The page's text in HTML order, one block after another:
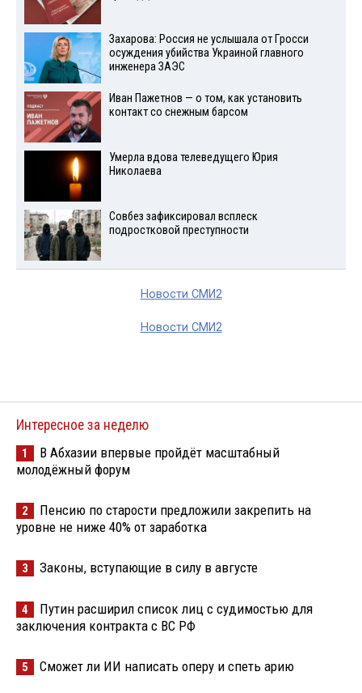
Захарова: Россия не услышала от Гросси
осуждения убийства Украиной главного
инженера ЗАЭС
Иван Пажетнов — о том, как установить
контакт со снежным барсом
Умерла вдова телеведущего Юрия
Николаева
Совбез зафиксировал всплеск
подростковой преступности
Новости СМИ2
Новости СМИ2
Интересное за неделю
1
В Абхазии впервые пройдёт масштабный
молодёжный форум
2
Пенсию по старости предложили закрепить на
уровне не ниже 40% от заработка
3 Законы, вступающие в силу в августе
4
Путин расширил список лиц с судимостью для
заключения контракта с ВС РФ
5 Сможет ли ИИ написать оперу и спеть арию